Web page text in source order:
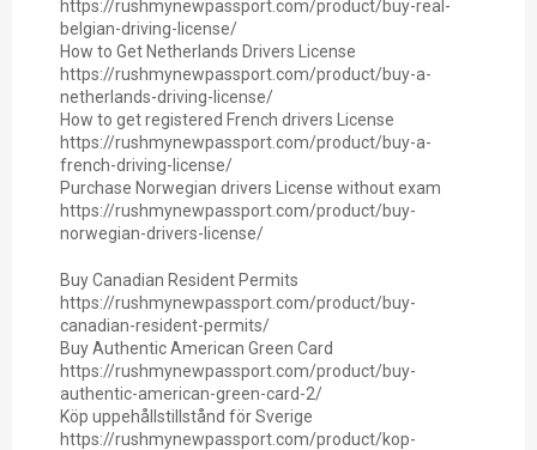
https://rushmynewpassport.com/product/buy-real-
belgian-driving-license/
How to Get Netherlands Drivers License
https://rushmynewpassport.com/product/buy-a-
netherlands-driving-license/
How to get registered French drivers License
https://rushmynewpassport.com/product/buy-a-
french-driving-license/
Purchase Norwegian drivers License without exam
https://rushmynewpassport.com/product/buy-
norwegian-drivers-license/
Buy Canadian Resident Permits
https://rushmynewpassport.com/product/buy-
canadian-resident-permits/
Buy Authentic American Green Card
https://rushmynewpassport.com/product/buy-
authentic-american-green-card-2/
Köp uppehållstillstånd för Sverige
https://rushmynewpassport.com/product/kop-